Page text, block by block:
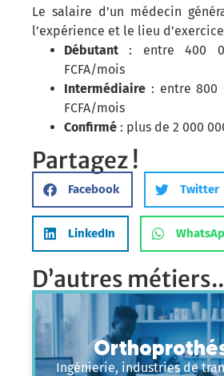
Le salaire d’un médecin
l’expérience et le lieu
Débutant : entre 400
FCFA/mois
Intermédiaire : entre 800
FCFA/mois
Confirmé : plus de 2 000
Partagez !
Facebook Twitter
LinkedIn
D’autres
Ingénierie, industries de